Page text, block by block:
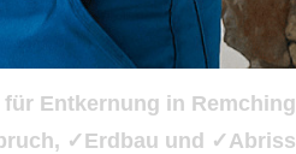
Entkernung in
✓Erdbau und